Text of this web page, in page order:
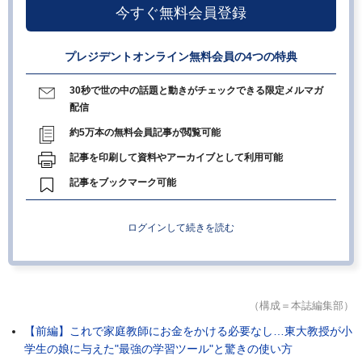
今すぐ無料会員登録
プレジデントオンライン無料会員の4つの特典
30秒で世の中の話題と動きがチェックできる限定メルマガ
配信
約5万本の無料会員記事が閲覧可能
記事を印刷して資料やアーカイブとして利用可能
記事をブックマーク可能
ログインして続きを読む
（構成＝本誌編集部）
【前編】これで家庭教師にお金をかける必要なし…東大教授が小
学生の娘に与えた"最強の学習ツール"と驚きの使い方